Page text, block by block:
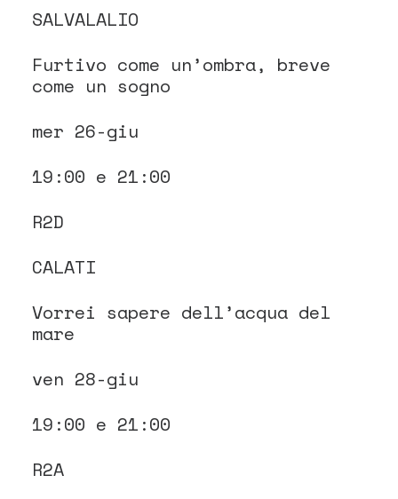
SALVALALIO
Furtivo come un’ombra, breve
come un sogno
mer 26-giu
19:00 e 21:00
R2D
CALATI
Vorrei sapere dell’acqua del
mare
ven 28-giu
19:00 e 21:00
R2A